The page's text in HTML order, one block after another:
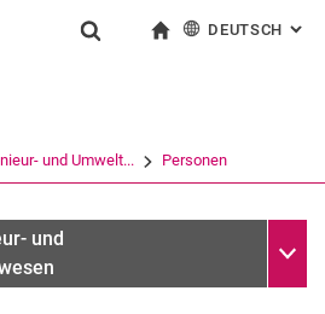
Springe direkt zu: Inhalt
Springe direkt zu: Suche
Springe direkt zu:
(öffnet externen Link in einem
DEUTSCH :
und Umwelt... Personen
und